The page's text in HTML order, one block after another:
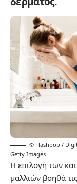
© Flashpop /
Getty Images
Η επιλογή των
μαλλιών βοηθά